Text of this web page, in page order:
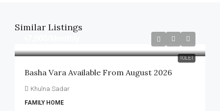
Similar Listings
TOLET
Basha Vara Available From August 2026
Khulna Sadar
FAMILY HOME